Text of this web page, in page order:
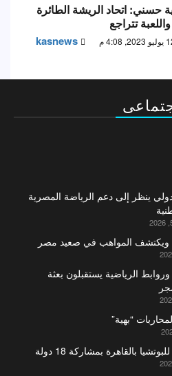
حسني: اتحاد الريشة الطائرة
تتراجع
kasnews
ينظر إلى دعم الرياضة المصرية
ويكتشف المواهب في صعيد مصر
الرياضية يستقبلون بعثة
“بهية”
بالقاهرة بمشاركة 18 دولة